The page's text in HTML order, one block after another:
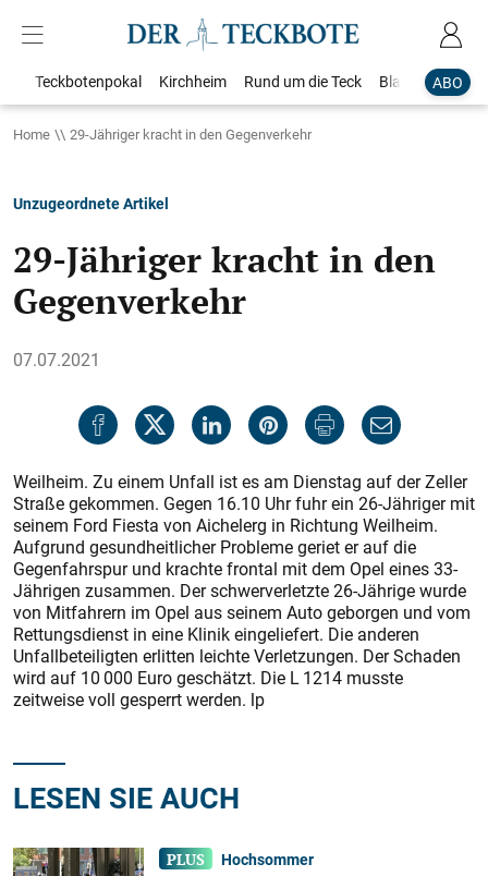
ABO
Teckbotenpokal Kirchheim Rund um die Teck Blaulicht
Home 29-Jähriger kracht in den Gegenverkehr
Unzugeordnete Artikel
29-Jähriger kracht in den
Gegenverkehr
07.07.2021
Weilheim. Zu einem Unfall ist es am Dienstag auf der Zeller
Straße gekommen. Gegen 16.10 Uhr fuhr ein 26-Jähriger mit
seinem Ford Fiesta von Aichelerg in Richtung Weilheim.
Aufgrund gesundheitlicher Probleme geriet er auf die
Gegenfahrspur und krachte frontal mit dem Opel eines 33-
Jährigen zusammen. Der schwerverletzte 26-Jährige wurde
von Mitfahrern im Opel aus seinem Auto geborgen und vom
Rettungsdienst in eine Klinik eingeliefert. Die anderen
Unfallbeteiligten erlitten leichte Verletzungen. Der Schaden
wird auf 10 000 Euro geschätzt. Die L 1214 musste
zeitweise voll gesperrt werden. lp
LESEN SIE AUCH
Hochsommer